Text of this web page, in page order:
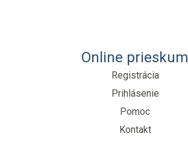
Online prieskum
Registrácia
Prihlásenie
Pomoc
Kontakt